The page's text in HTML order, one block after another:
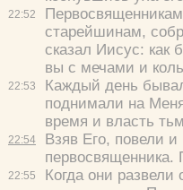
22:52
22:53
22:54
22:55
старейшинам,
сказал Иисус: как
вы с мечами и
Каждый день
поднимали на
время и власть
Взяв Его, повели
первосвященника.
Когда они развели